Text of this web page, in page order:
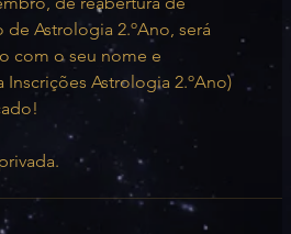
Astrologia 2.ºAno, será
com o seu nome e
Astrologia 2.ºAno)